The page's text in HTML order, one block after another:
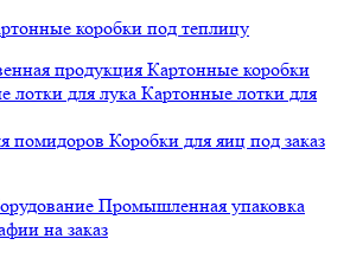
коробки под теплицу
продукция Картонные коробки
лотки для лука Картонные лотки для
помидоров Коробки для яиц под заказ
Промышленная упаковка
на заказ